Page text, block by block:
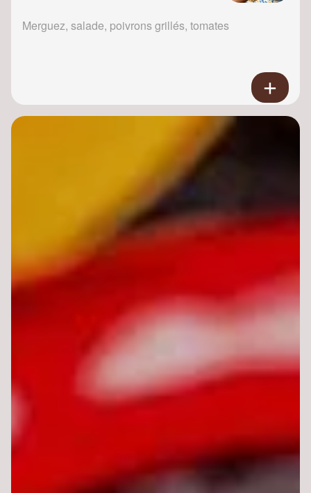
Merguez, salade, poivrons grillés, tomates